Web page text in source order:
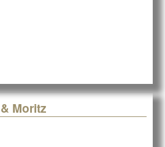
Moritz